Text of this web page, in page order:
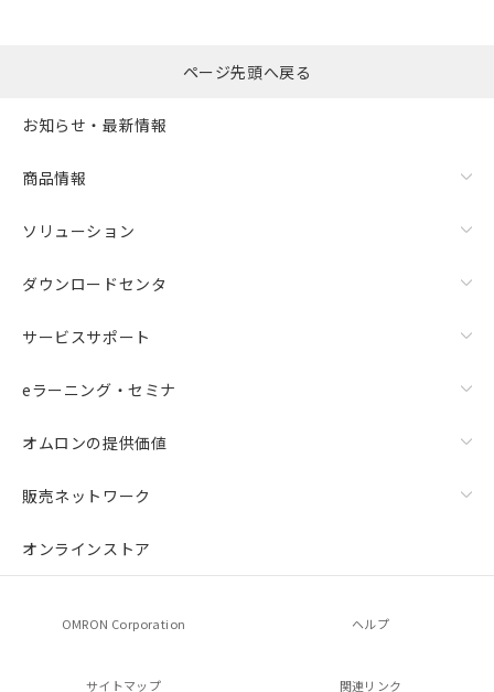
ページ先頭へ戻る
お知らせ・最新情報
商品情報
ソリューション
ダウンロードセンタ
サービスサポート
eラーニング・セミナ
オムロンの提供価値
販売ネットワーク
オンラインストア
OMRON Corporation ヘルプ
サイトマップ 関連リンク